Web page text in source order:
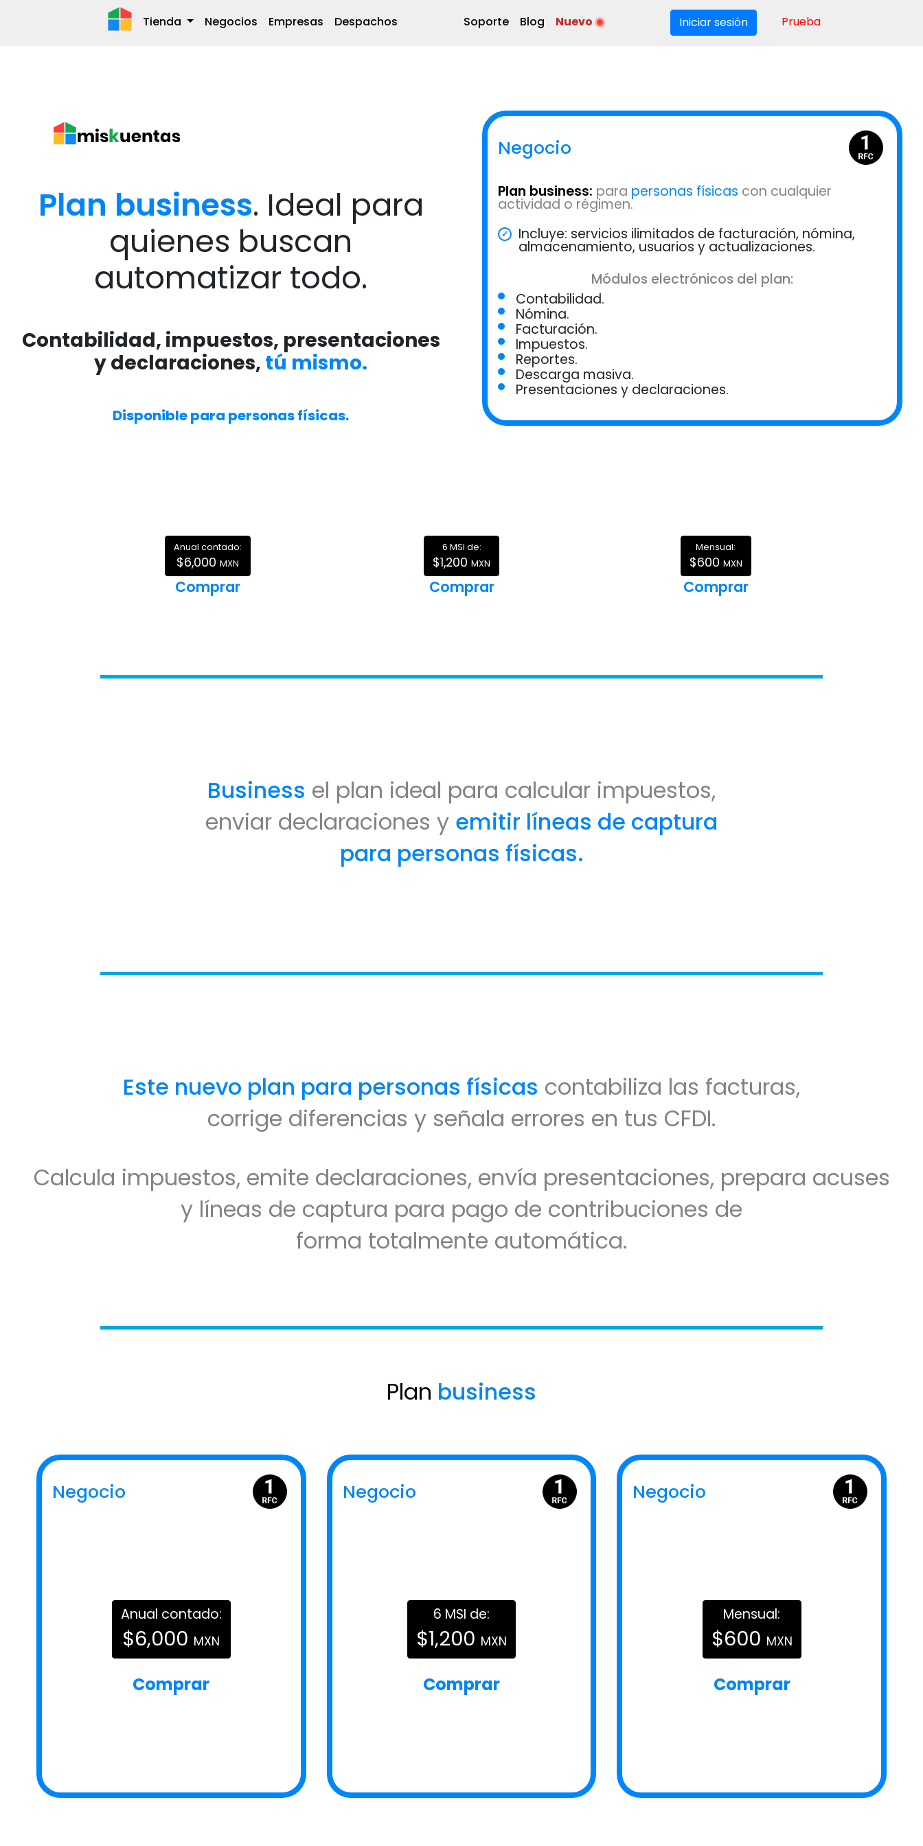
Tienda Negocios Empresas Despachos Soporte Blog Nuevo Iniciar sesión Prueba
Plan business. Ideal para
quienes buscan
automatizar todo.
Contabilidad, impuestos, presentaciones
y declaraciones, tú mismo.
Disponible para personas físicas.
Negocio
Plan business: para personas físicas con cualquier
actividad o régimen.
Incluye: servicios ilimitados de facturación, nómina,
almacenamiento, usuarios y actualizaciones.
Módulos electrónicos del plan:
Contabilidad.
Nómina.
Facturación.
Impuestos.
Reportes.
Descarga masiva.
Presentaciones y declaraciones.
Anual contado:
$6,000 MXN
Comprar
6 MSI de:
$1,200 MXN
Comprar
Mensual:
$600 MXN
Comprar
Business el plan ideal para calcular impuestos,
enviar declaraciones y emitir líneas de captura
para personas físicas.
Este nuevo plan para personas físicas contabiliza las facturas,
corrige diferencias y señala errores en tus CFDI.
Calcula impuestos, emite declaraciones, envía presentaciones, prepara acuses
y líneas de captura para pago de contribuciones de
forma totalmente automática.
Plan business
Negocio
Anual contado:
$6,000 MXN
Comprar
Negocio
6 MSI de:
$1,200 MXN
Comprar
Negocio
Mensual:
$600 MXN
Comprar